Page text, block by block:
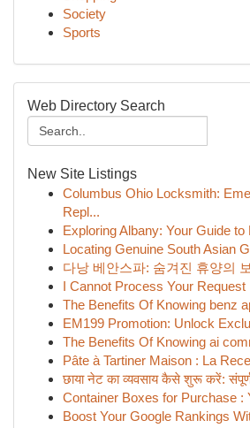
Society
Sports
Web Directory Search
New Site Listings
Columbus Ohio Locksmith:
Repl...
Exploring Albany: Your Guide to
Locating Genuine South Asian
다낭 베안스파: 숨겨진 휴양의
I Cannot Process Your Request
The Benefits Of Knowing benz
EM199 Promotion: Unlock
The Benefits Of Knowing ai
Pâte à Tartiner Maison : La
छाया नेट का व्यवसाय कैसे शुरू करें:
Container Boxes for Purchase :
Boost Your Google Rankings